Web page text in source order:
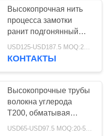
31
Высокопрочная нить
процесса замотки
ранит подгонянный
размер пробки волокна
углерода
USD125-USD187.5 MOQ:20-50pcs
КОНТАКТЫ
Высокопрочные трубы
волокна углерода
T200, обматывая
одиночная нить ранят
USD65-USD97.5 MOQ:20-50pcs